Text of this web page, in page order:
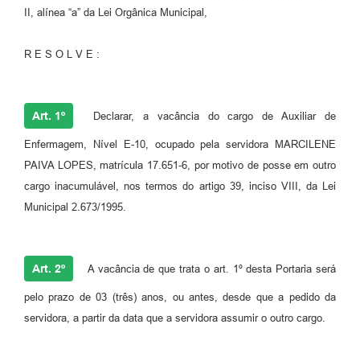
II, alínea “a” da Lei Orgânica Municipal,
R E S O L V E :
Art. 1º Declarar, a vacância do cargo de Auxiliar de
Enfermagem, Nível E-10, ocupado pela servidora MARCILENE
PAIVA LOPES, matrícula 17.651-6, por motivo de posse em outro
cargo inacumulável, nos termos do artigo 39, inciso VIII, da Lei
Municipal 2.673/1995.
Art. 2º A vacância de que trata o art. 1º desta Portaria será
pelo prazo de 03 (três) anos, ou antes, desde que a pedido da
servidora, a partir da data que a servidora assumir o outro cargo.